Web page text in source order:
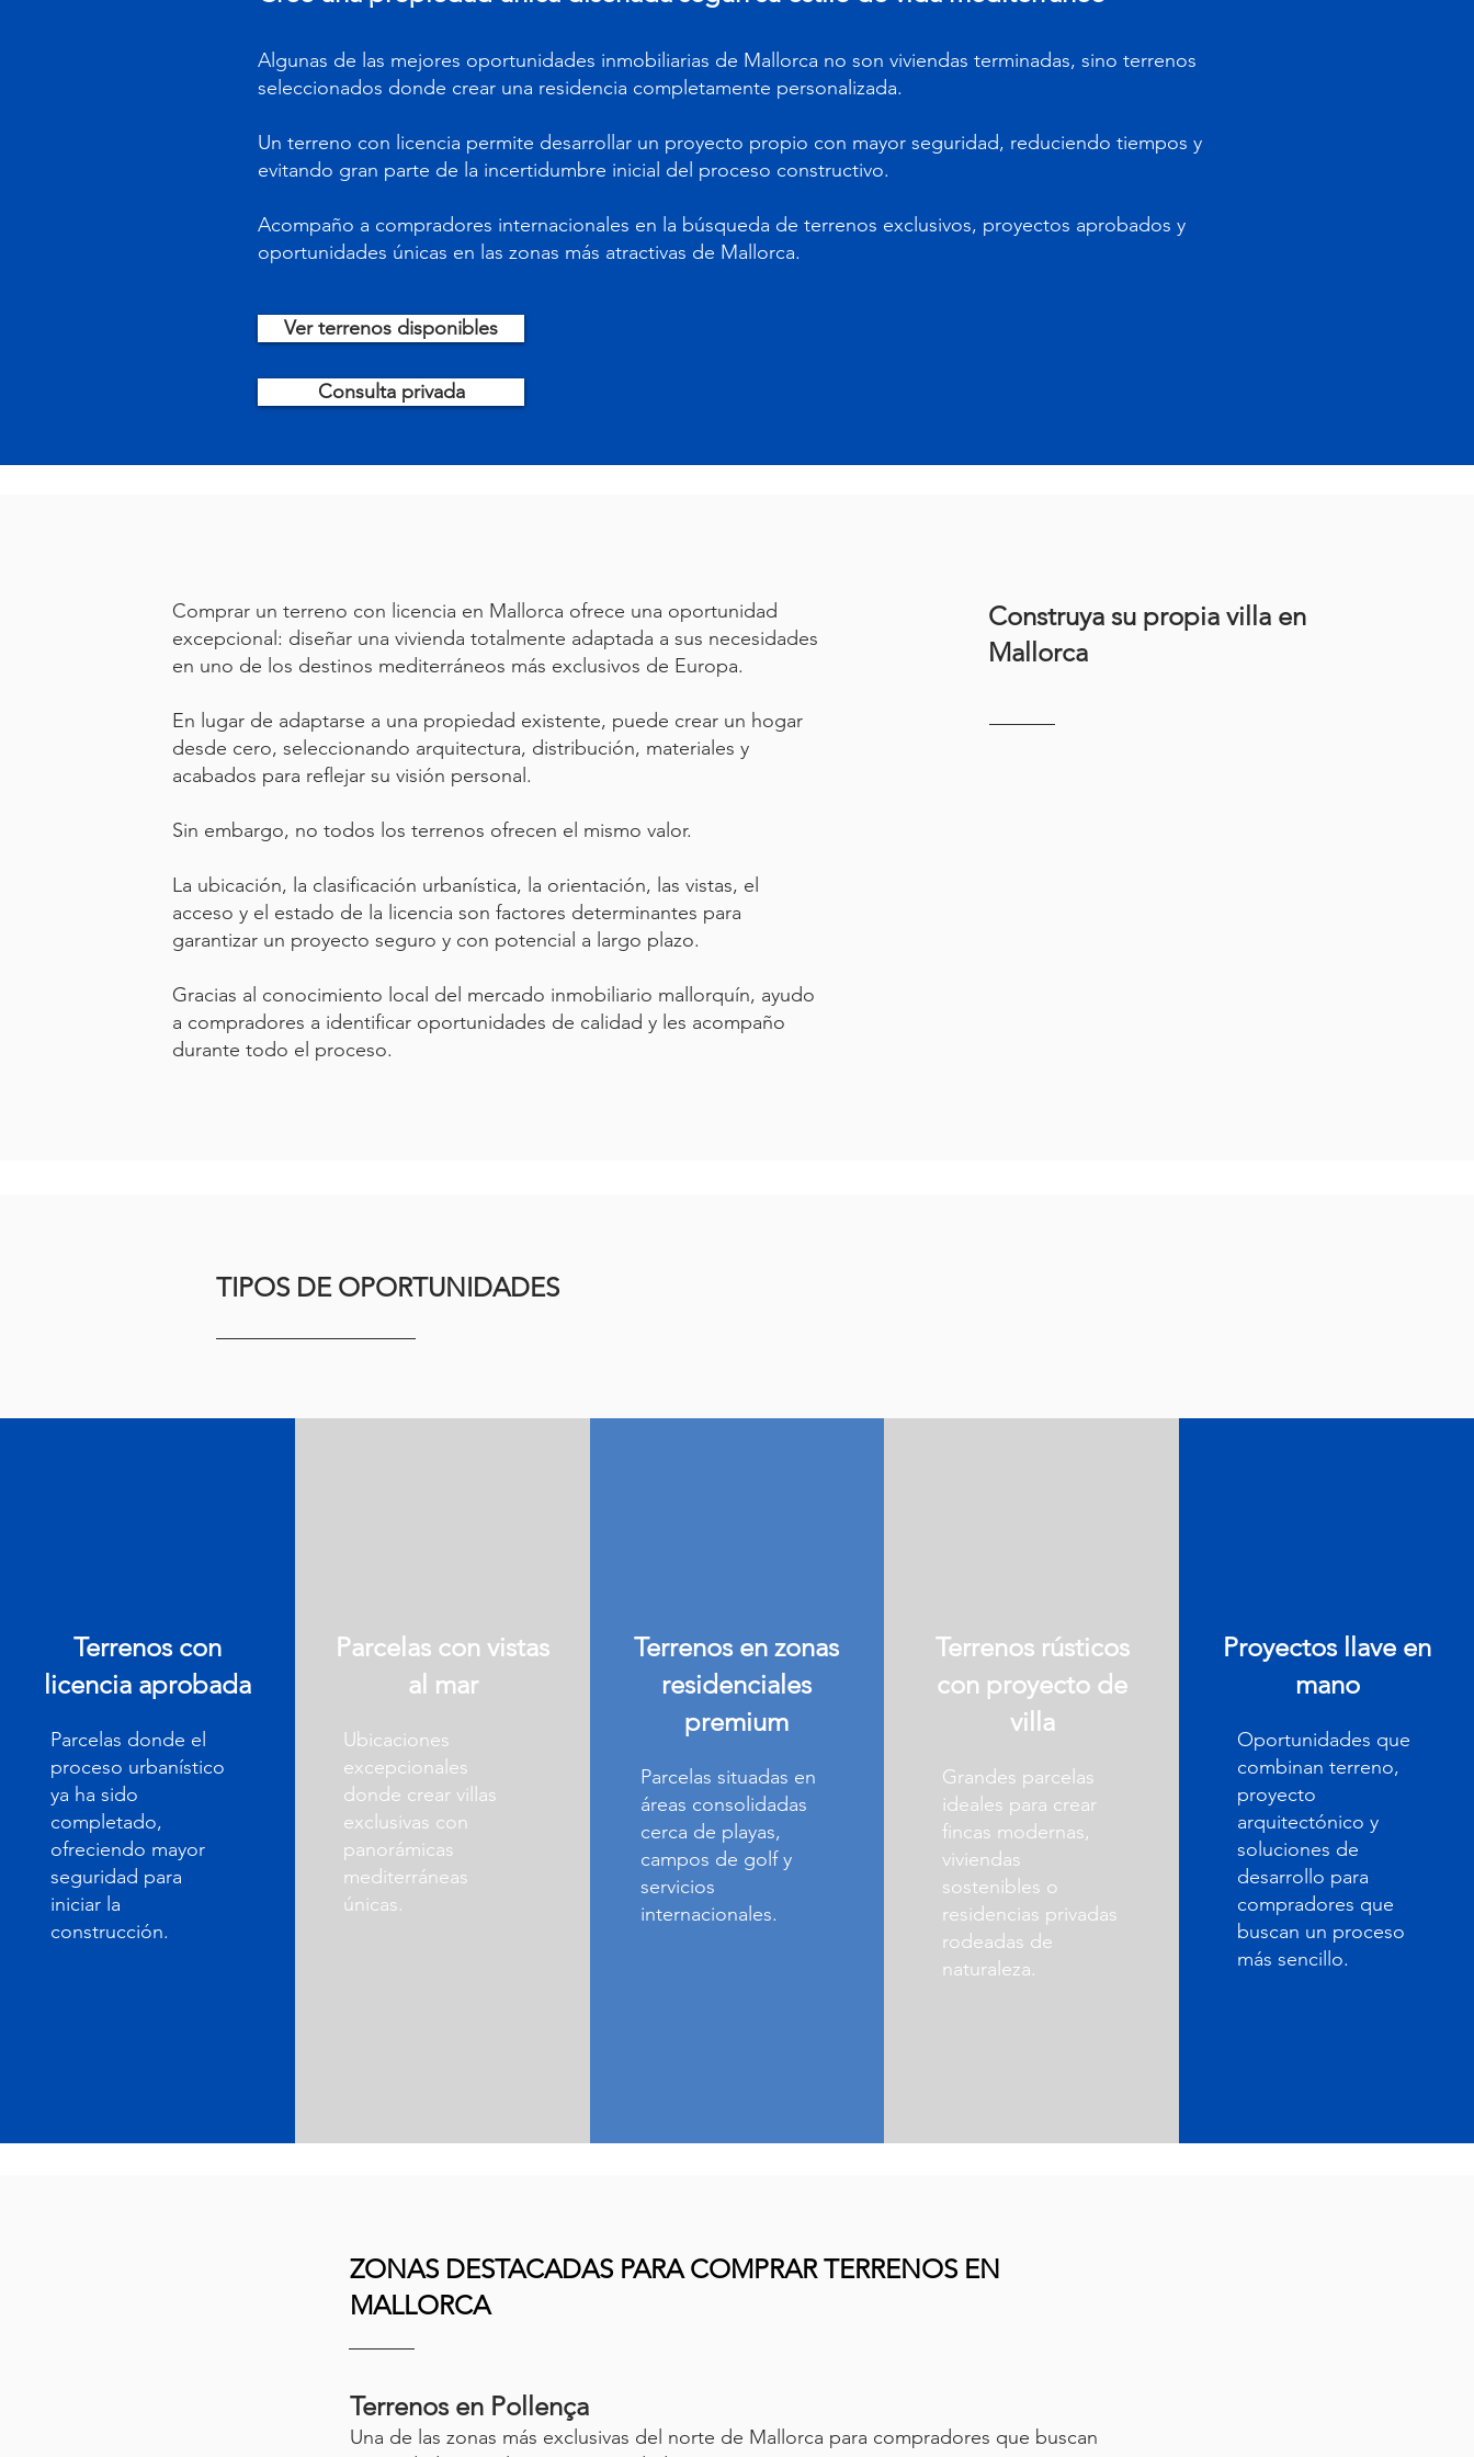
Algunas de las mejores oportunidades inmobiliarias de Mallorca no son viviendas terminadas, sino terrenos
seleccionados donde crear una residencia completamente personalizada.
Un terreno con licencia permite desarrollar un proyecto propio con mayor seguridad, reduciendo tiempos y
evitando gran parte de la incertidumbre inicial del proceso constructivo.
Acompaño a compradores internacionales en la búsqueda de terrenos exclusivos, proyectos aprobados y
oportunidades únicas en las zonas más atractivas de Mallorca.
Ver terrenos disponibles
Consulta privada
Comprar un terreno con licencia en Mallorca ofrece una oportunidad
excepcional: diseñar una vivienda totalmente adaptada a sus necesidades
en uno de los destinos mediterráneos más exclusivos de Europa.
En lugar de adaptarse a una propiedad existente, puede crear un hogar
desde cero, seleccionando arquitectura, distribución, materiales y
acabados para reflejar su visión personal.
Sin embargo, no todos los terrenos ofrecen el mismo valor.
La ubicación, la clasificación urbanística, la orientación, las vistas, el
acceso y el estado de la licencia son factores determinantes para
garantizar un proyecto seguro y con potencial a largo plazo.
Gracias al conocimiento local del mercado inmobiliario mallorquín, ayudo
a compradores a identificar oportunidades de calidad y les acompaño
durante todo el proceso.
Construya su propia villa en
Mallorca
TIPOS DE OPORTUNIDADES
Terrenos con
licencia aprobada
Parcelas donde el
proceso urbanístico
ya ha sido
completado,
ofreciendo mayor
seguridad para
iniciar la
construcción.
Parcelas con vistas
al mar
Ubicaciones
excepcionales
donde crear villas
exclusivas con
panorámicas
mediterráneas
únicas.
Terrenos en zonas
residenciales
premium
Parcelas situadas en
áreas consolidadas
cerca de playas,
campos de golf y
servicios
internacionales.
Terrenos rústicos
con proyecto de
villa
Grandes parcelas
ideales para crear
fincas modernas,
viviendas
sostenibles o
residencias privadas
rodeadas de
naturaleza.
Proyectos llave en
mano
Oportunidades que
combinan terreno,
proyecto
arquitectónico y
soluciones de
desarrollo para
compradores que
buscan un proceso
más sencillo.
ZONAS DESTACADAS PARA COMPRAR TERRENOS EN
MALLORCA
Terrenos en Pollença
Una de las zonas más exclusivas del norte de Mallorca para compradores que buscan